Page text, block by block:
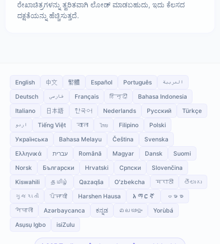
ರೇಖಾಚಿತ್ರಗಳನ್ನು ತ್ವರಿತವಾಗಿ ಲೋಡ್ ಮಾಡಬಹುದು, ಇದು ಕೆಲಸದ
ದಕ್ಷತೆಯನ್ನು ಹೆಚ್ಚಿಸುತ್ತದೆ.
English 中文 繁體 Español Português
العربية
Deutsch
فارسی Français हिन्दी
Bahasa Indonesia
Italiano
日本語 한국어 Nederlands Русский
Türkçe
اردو
Tiếng Việt বাংলা ไทย Filipino
Polski
Українська
Bahasa Melayu Čeština
Svenska
Ελληνικά
עברית Română Magyar Dansk
Suomi
Norsk
Български Hrvatski Српски
Slovenčina
Kiswahili
தமிழ் Qazaqša Oʻzbekcha मराठी
తెలుగు
ગુજરાતી
ਪੰਜਾਬੀ Harshen Hausa አማርኛ
ဗမာစာ
नेपाली
Azərbaycanca ಕನ್ನಡ മലയാളം
Yorùbá
Asụsụ Igbo
isiZulu